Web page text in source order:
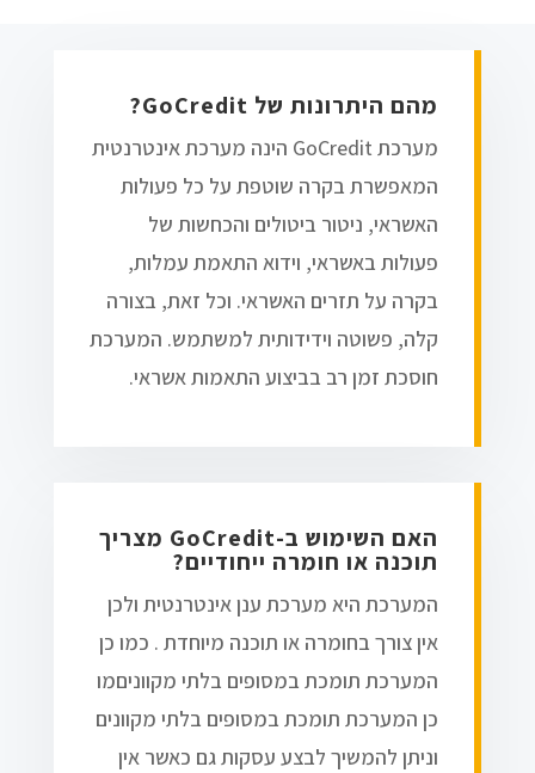
מהם היתרונות של GoCredit?
מערכת GoCredit הינה מערכת אינטרנטית
המאפשרת בקרה שוטפת על כל פעולות
האשראי, ניטור ביטולים והכחשות של
פעולות באשראי, וידוא התאמת עמלות,
בקרה על תזרים האשראי. וכל זאת, בצורה
קלה, פשוטה וידידותית למשתמש. המערכת
חוסכת זמן רב בביצוע התאמות אשראי.
האם השימוש ב-GoCredit מצריך
תוכנה או חומרה ייחודיים?
המערכת היא מערכת ענן אינטרנטית ולכן
אין צורך בחומרה או תוכנה מיוחדת . כמו כן
המערכת תומכת במסופים בלתי מקווניםמו
כן המערכת תומכת במסופים בלתי מקוונים
וניתן להמשיך לבצע עסקות גם כאשר אין